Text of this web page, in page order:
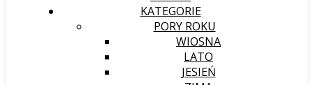
KATEGORIE
PORY ROKU
WIOSNA
LATO
JESIEŃ